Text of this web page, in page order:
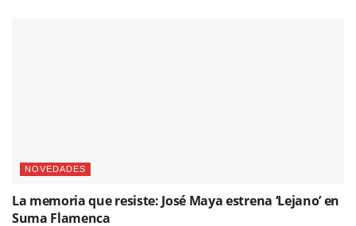
NOVEDADES
La memoria que resiste: José Maya estrena ‘Lejano’ en
Suma Flamenca